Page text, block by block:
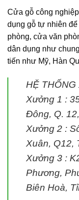
Cửa gỗ công
dụng gỗ tự nhiên
phòng, cửa văn
dân dụng như
tiến như Mỹ, Hàn
HỆ
Xưởng 1 :
Đông, Q.
Xưởng 2 :
Xuân, Q12,
Xưởng 3 :
Phương,
Biên Hoà,